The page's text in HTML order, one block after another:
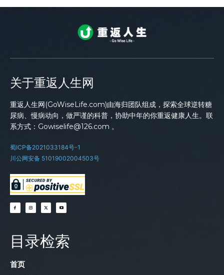
关于重返人生网
重返人生网(GoWiseLife.com)由海归团队组成，探索全球逆转糖
尿病、慢病动向，做严谨的科普，协助中年的你重返健康人生。联
系方式：Gowiselife@126.com 。
蜀ICP备2021033184号-1
川公网安备 51019002004503号
目录检索
首页